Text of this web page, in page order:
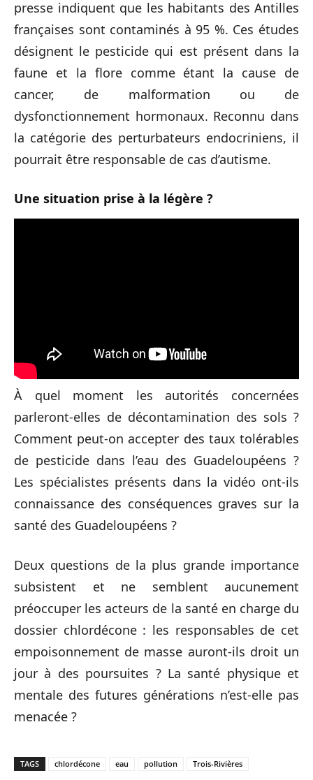
presse indiquent que les habitants des Antilles
françaises sont contaminés à 95 %. Ces études
désignent le pesticide qui est présent dans la
faune et la flore comme étant la cause de
cancer, de malformation ou de
dysfonctionnement hormonaux. Reconnu dans
la catégorie des perturbateurs endocriniens, il
pourrait être responsable de cas d’autisme.
Une situation prise à la légère ?
À quel moment les autorités concernées
parleront-elles de décontamination des sols ?
Comment peut-on accepter des taux tolérables
de pesticide dans l’eau des Guadeloupéens ?
Les spécialistes présents dans la vidéo ont-ils
connaissance des conséquences graves sur la
santé des Guadeloupéens ?
Deux questions de la plus grande importance
subsistent et ne semblent aucunement
préoccuper les acteurs de la santé en charge du
dossier chlordécone : les responsables de cet
empoisonnement de masse auront-ils droit un
jour à des poursuites ? La santé physique et
mentale des futures générations n’est-elle pas
menacée ?
TAGS chlordécone eau pollution Trois-Rivières